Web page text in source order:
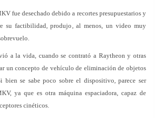
fue desechado debido a recortes presupuestarios y
su factibilidad, produjo, al menos, un video muy
a la vida, cuando se contrató a Raytheon y otras
un concepto de vehículo de eliminación de objetos
bien se sabe poco sobre el dispositivo, parece ser
ya que es otra máquina espaciadora, capaz de
cinéticos.